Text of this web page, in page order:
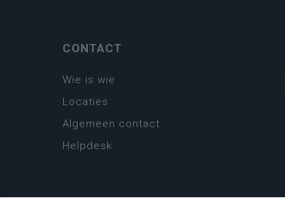
CONTACT
Wie is wie
Locaties
Algemeen contact
Helpdesk